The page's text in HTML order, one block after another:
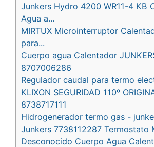
Junkers Hydro 4200 WR11-4 KB
Agua a...
MIRTUX Microinterruptor
para...
Cuerpo agua Calentador
8707006286
Regulador caudal para termo
KLIXON SEGURIDAD 110º
8738717111
Hidrogenerador termo gas -
Junkers 7738112287 Termostato
Desconocido Cuerpo Agua